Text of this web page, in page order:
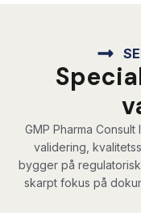
GMP Pharma
validering,
bygger på
skarpt fokus på